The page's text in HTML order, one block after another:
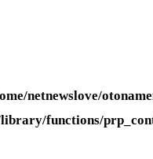
netnewslove/
functions/